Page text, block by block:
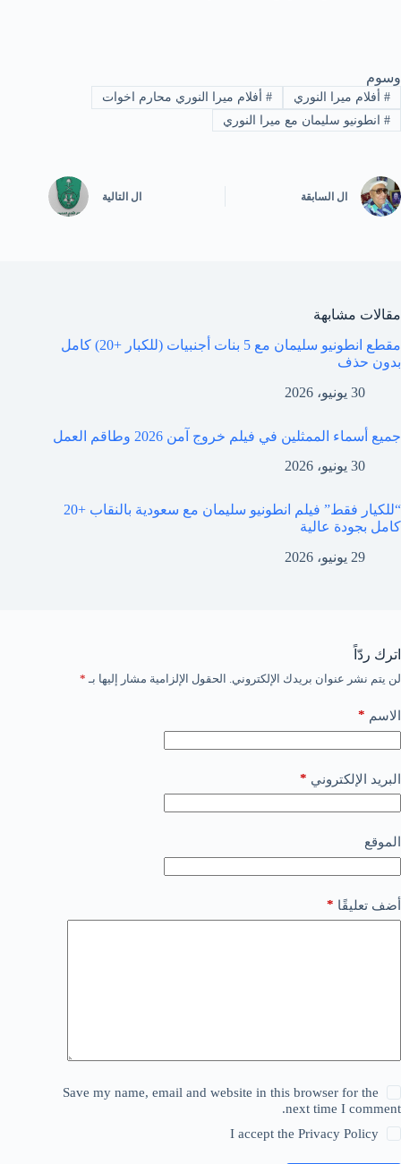
وسوم
#أفلام ميرا النوري #أفلام ميرا النوري محارم اخوات
#انطونيو سليمان مع ميرا النوري
ال السابقة ال التالية
مقالات مشابهة
مقطع انطونيو سليمان مع 5 بنات أجنبيات (للكبار +20) كامل
بدون حذف
30 يونيو، 2026
جميع أسماء الممثلين في فيلم خروج آمن 2026 وطاقم العمل
30 يونيو، 2026
“للكيار فقط” فيلم انطونيو سليمان مع سعودية بالنقاب +20
كامل بجودة عالية
29 يونيو، 2026
اترك ردّاً
لن يتم نشر عنوان بريدك الإلكتروني. الحقول الإلزامية مشار إليها بـ *
الاسم *
البريد الإلكتروني *
الموقع
أضف تعليقًا *
Save my name, email and website in this browser for the
next time I comment.
I accept the Privacy Policy